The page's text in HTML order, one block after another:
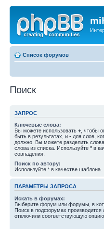
Список форумов
Поиск
ЗАПРОС
Ключевые слова:
Вы можете использовать + , чтобы
быть в результатах, и - для слов,
должно. Вы можете разделить
слова из списка. Используйте * в
совпадения.
Поиск по автору:
Используйте * в качестве шаблона.
ПАРАМЕТРЫ ЗАПРОСА
Искать в форумах:
Выберите форум или форумы, в
Поиск в подфорумах производится
отключили соответствующую опцию